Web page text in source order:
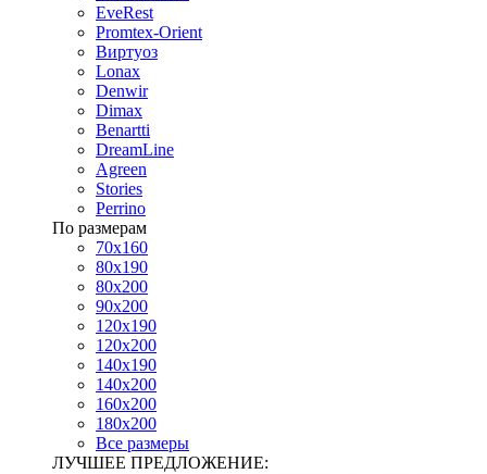
EveRest
Promtex-Orient
Виртуоз
Lonax
Denwir
Dimax
Benartti
DreamLine
Agreen
Stories
Perrino
По размерам
70х160
80х190
80х200
90х200
120х190
120х200
140х190
140х200
160х200
180х200
Все размеры
ЛУЧШЕЕ ПРЕДЛОЖЕНИЕ: